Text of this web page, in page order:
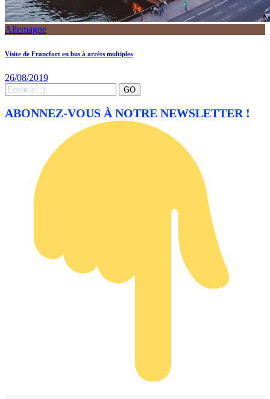
Allemagne
Visite de Francfort en bus à arrêts multiples
26/08/2019
Search
for:
GO
ABONNEZ-VOUS À NOTRE NEWSLETTER !